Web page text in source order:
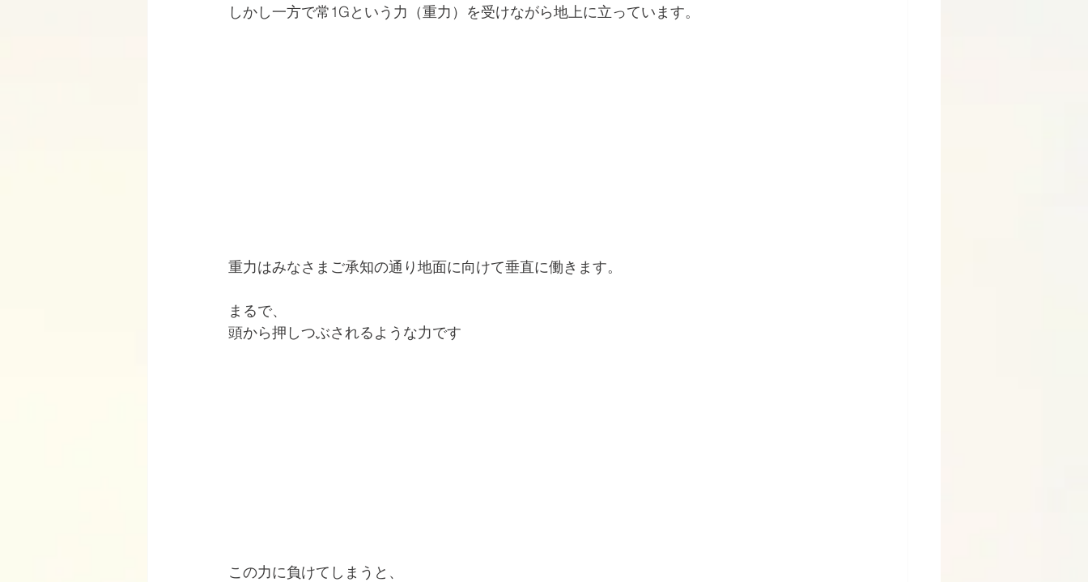
しかし一方で常1Gという力（重力）を受けながら地上に立っています。
重力はみなさまご承知の通り地面に向けて垂直に働きます。
まるで、
頭から押しつぶされるような力です
この力に負けてしまうと、